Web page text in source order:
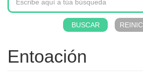
Entoación